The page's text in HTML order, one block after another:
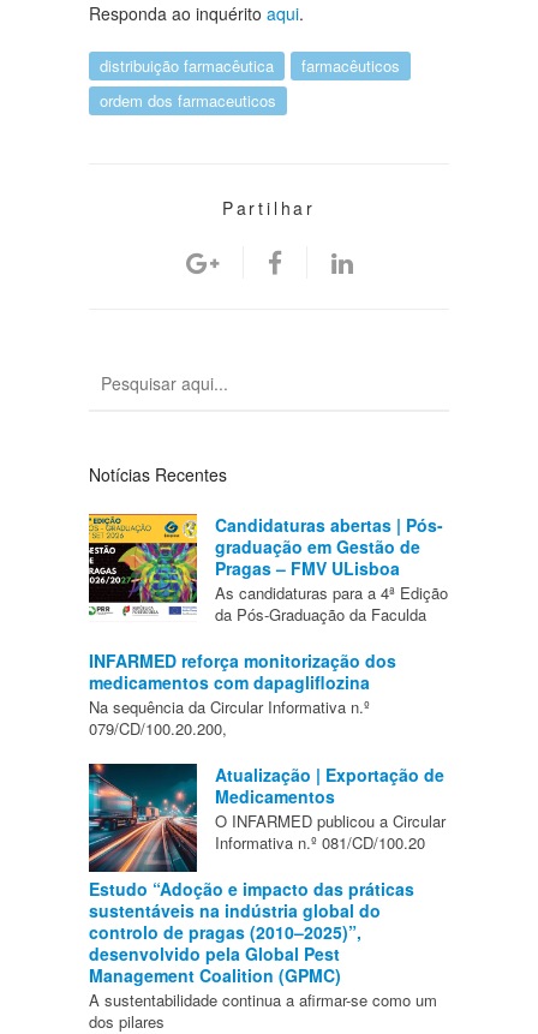
Responda ao inquérito aqui.
distribuição farmacêutica
farmacêuticos
ordem dos farmaceuticos
Partilhar
Notícias Recentes
Candidaturas abertas | Pós-
graduação em Gestão de
Pragas – FMV ULisboa
As candidaturas para a 4ª Edição
da Pós-Graduação da Faculda
INFARMED reforça monitorização dos
medicamentos com dapagliflozina
Na sequência da Circular Informativa n.º
079/CD/100.20.200,
Atualização | Exportação de
Medicamentos
O INFARMED publicou a Circular
Informativa n.º 081/CD/100.20
Estudo “Adoção e impacto das práticas
sustentáveis na indústria global do
controlo de pragas (2010–2025)”,
desenvolvido pela Global Pest
Management Coalition (GPMC)
A sustentabilidade continua a afirmar-se como um
dos pilares